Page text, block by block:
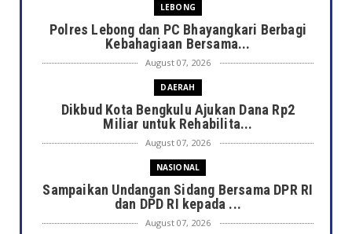
LEBONG
Polres Lebong dan PC Bhayangkari Berbagi
Kebahagiaan Bersama...
August 07, 2026
DAERAH
Dikbud Kota Bengkulu Ajukan Dana Rp2
Miliar untuk Rehabilita...
August 07, 2026
NASIONAL
Sampaikan Undangan Sidang Bersama DPR RI
dan DPD RI kepada ...
August 07, 2026